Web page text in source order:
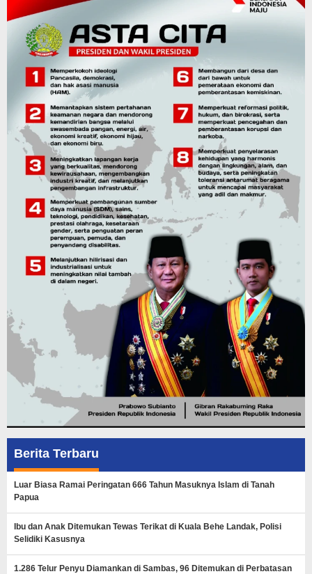
Berita Terbaru
Luar Biasa Ramai Peringatan 666 Tahun Masuknya Islam di Tanah
Papua
Ibu dan Anak Ditemukan Tewas Terikat di Kuala Behe Landak, Polisi
Selidiki Kasusnya
1.286 Telur Penyu Diamankan di Sambas, 96 Ditemukan di Perbatasan